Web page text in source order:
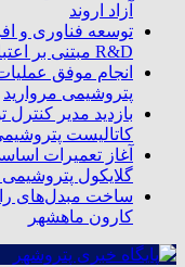
آزاد اروند
توسعه فناوری و
R&D مبتنی بر اعتبار مالیاتی
پتروشیمی مروارید
کاتالیست
گلایکول پتروشیمی
ساخت مبدل‌های
کارون ماهشهر